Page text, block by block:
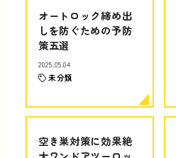
オートロック締め出
しを防ぐための予防
策五選
2025.05.04
未分類
空き巣対策に効果絶